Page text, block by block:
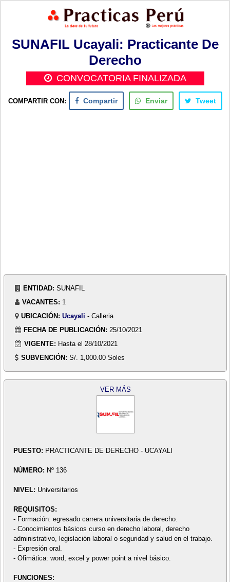
SUNAFIL Ucayali: Practicante De
Derecho
CONVOCATORIA FINALIZADA
COMPARTIR CON: Compartir Enviar Tweet
ENTIDAD: SUNAFIL
VACANTES: 1
UBICACIÓN: Ucayali - Calleria
FECHA DE PUBLICACIÓN: 25/10/2021
VIGENTE: Hasta el 28/10/2021
SUBVENCIÓN: S/. 1,000.00 Soles
VER MÁS
PUESTO: PRACTICANTE DE DERECHO - UCAYALI
NÚMERO: Nº 136
NIVEL: Universitarios
REQUISITOS:
- Formación: egresado carrera universitaria de derecho.
- Conocimientos básicos curso en derecho laboral, derecho
administrativo, legislación laboral o seguridad y salud en el trabajo.
- Expresión oral.
- Ofimática: word, excel y power point a nivel básico.
FUNCIONES: